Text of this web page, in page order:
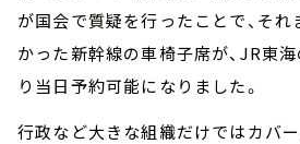
が国会で質疑を行ったことで、そ
かった新幹線の車椅子席が、JR東
り当日予約可能になりました。
行政など大きな組織だけではカバ